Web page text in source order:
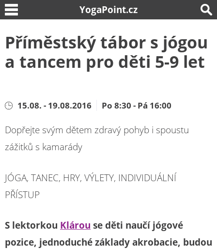
YogaPoint.cz
Příměstský tábor s jógou
a tancem pro děti 5-9 let
15.08. - 19.08.2016 Po 8:30 - Pá 16:00
Dopřejte svým dětem zdravý pohyb i spoustu
zážitků s kamarády
JÓGA, TANEC, HRY, VÝLETY, INDIVIDUÁLNÍ
PŘÍSTUP
S lektorkou Klárou se děti naučí jógové
pozice, jednoduché základy akrobacie, budou